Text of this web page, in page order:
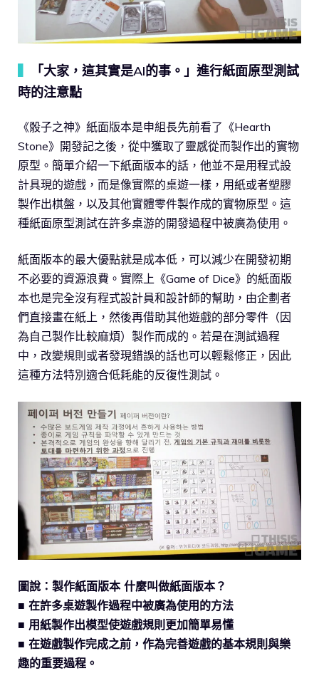
「大家，這其實是AI的事。」進行紙面原型測試
時的注意點
《骰子之神》紙面版本是申組長先前看了《Hearth
Stone》開發記之後，從中獲取了靈感從而製作出的實物
原型。簡單介紹一下紙面版本的話，他並不是用程式設
計具現的遊戲，而是像實際的桌遊一樣，用紙或者塑膠
製作出棋盤，以及其他實體零件製作成的實物原型。這
種紙面原型測試在許多桌游的開發過程中被廣為使用。
紙面版本的最大優點就是成本低，可以減少在開發初期
不必要的資源浪費。實際上《Game of Dice》的紙面版
本也是完全沒有程式設計員和設計師的幫助，由企劃者
們直接畫在紙上，然後再借助其他遊戲的部分零件（因
為自己製作比較麻煩）製作而成的。若是在測試過程
中，改變規則或者發現錯誤的話也可以輕鬆修正，因此
這種方法特別適合低耗能的反復性測試。
圖說：製作紙面版本 什麼叫做紙面版本？
■ 在許多桌遊製作過程中被廣為使用的方法
■ 用紙製作出模型使遊戲規則更加簡單易懂
■ 在遊戲製作完成之前，作為完善遊戲的基本規則與樂
趣的重要過程。